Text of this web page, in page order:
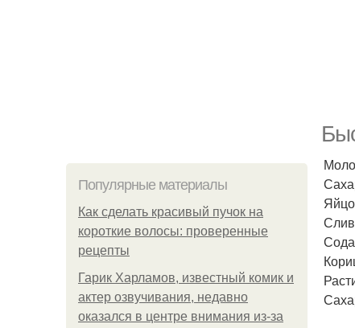
Популярные материалы
Как сделать красивый пучок на
короткие волосы: проверенные
рецепты
Гарик Харламов, известный комик и
актер озвучивания, недавно
оказался в центре внимания из-за